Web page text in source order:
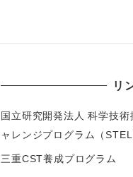
リ
国立研究開発法人 科学技
ャレンジプログラム（
三重CST養成プログラム